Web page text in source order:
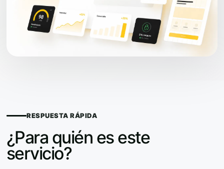
RESPUESTA RÁPIDA
¿Para quién es este
servicio?